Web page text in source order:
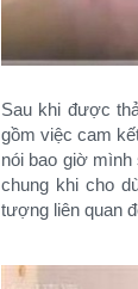
Sau khi được
gồm việc cam
nói bao giờ
chung khi cho
tượng liên quan